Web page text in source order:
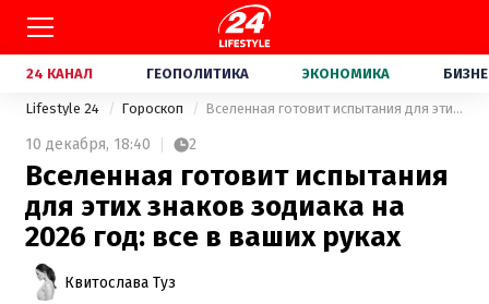
24 КАНАЛ ГЕОПОЛИТИКА ЭКОНОМИКА
Lifestyle 24 Гороскоп Вселенная готовит испытания для этих знаков зодиака на 2026 год: все в ваших руках
10 декабря, 18:40 2
Вселенная готовит испытания
для этих знаков зодиака на
2026 год: все в ваших руках
Квитослава Туз